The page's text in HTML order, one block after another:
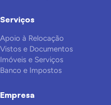
Serviços
Apoio à Relocação
Vistos e Documentos
Imóveis e Serviços
Banco e Impostos
Empresa